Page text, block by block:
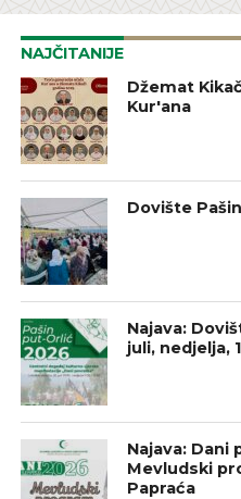
NAJČITANIJE
Džemat
Kur'ana
Dovište
Najava:
juli, nedjelja,
Najava: Dani
Mevludski
Papraća